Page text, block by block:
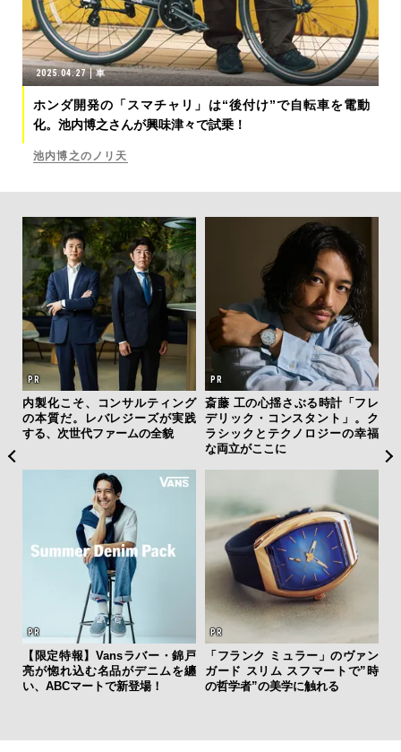
2025.04.27 車
ホンダ開発の「スマチャリ」は“後付け”で自転車を電動
化。池内博之さんが興味津々で試乗！
池内博之のノリ天
内製化こそ、コンサルティング
の本質だ。レバレジーズが実践
する、次世代ファームの全貌
斎藤 工の心揺さぶる時計「フレ
デリック・コンスタント」。ク
ラシックとテクノロジーの幸福
な両立がここに
【限定特報】Vansラバー・錦戸
亮が惚れ込む名品がデニムを纏
い、ABCマートで新登場！
「フランク ミュラー」のヴァン
ガード スリム スフマートで”時
の哲学者”の美学に触れる
本質